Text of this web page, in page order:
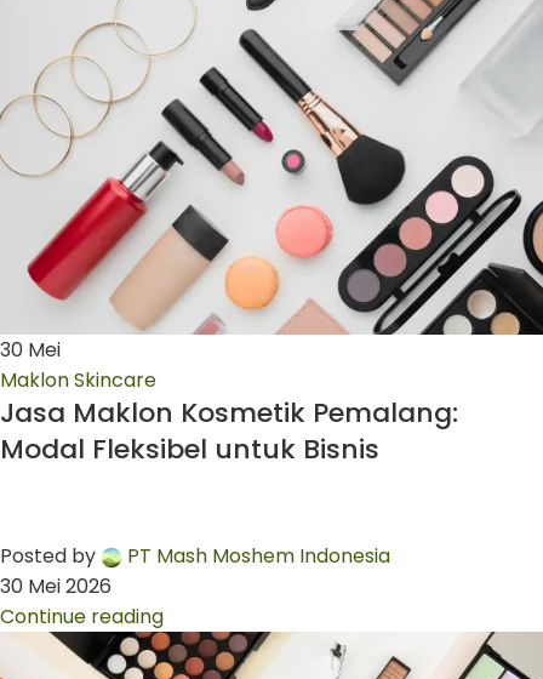
30 Mei
Maklon Skincare
Jasa Maklon Kosmetik Pemalang:
Modal Fleksibel untuk Bisnis
Posted by
PT Mash Moshem Indonesia
30 Mei 2026
Continue reading